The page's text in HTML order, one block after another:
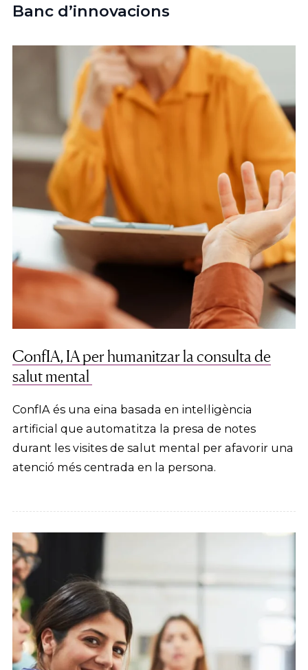
Banc d’innovacions
ConfIA, IA per humanitzar la consulta de
salut mental
ConfIA és una eina basada en intel·ligència
artificial que automatitza la presa de notes
durant les visites de salut mental per afavorir una
atenció més centrada en la persona.